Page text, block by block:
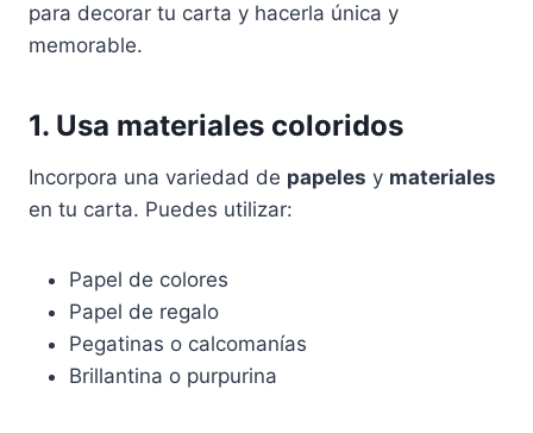
para decorar tu carta y hacerla única y
memorable.
1. Usa materiales coloridos
Incorpora una variedad de papeles y materiales
en tu carta. Puedes utilizar:
Papel de colores
Papel de regalo
Pegatinas o calcomanías
Brillantina o purpurina